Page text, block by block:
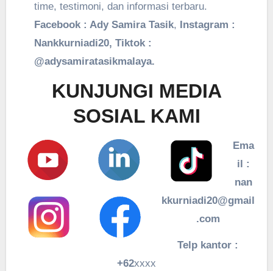
time, testimoni, dan informasi terbaru.
Facebook : Ady Samira Tasik,
Instagram :
Nankkurniadi20, Tiktok :
@adysamiratasikmalaya.
KUNJUNGI MEDIA
SOSIAL KAMI
Ema
il :
nan
kkurniadi20@gmail
.com
Telp kantor :
+62xxxx